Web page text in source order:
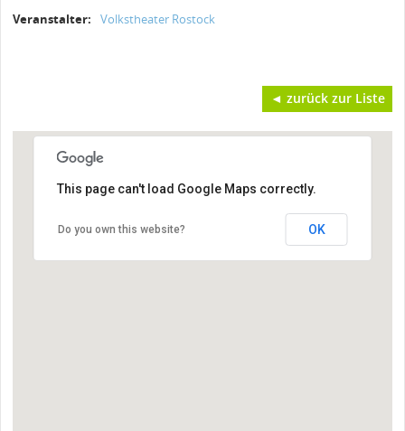
Veranstalter:
Volkstheater Rostock
◄ zurück zur Liste
This page can't load Google Maps correctly.
Do you own this website? OK